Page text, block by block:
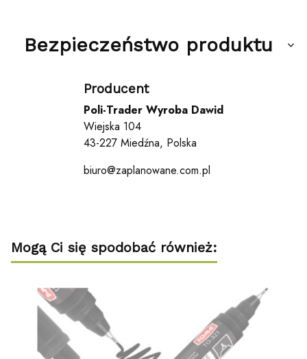
Bezpieczeństwo produktu
Producent
Poli-Trader Wyroba Dawid
Wiejska 104
43-227 Miedźna, Polska
biuro@zaplanowane.com.pl
Mogą Ci się spodobać również: